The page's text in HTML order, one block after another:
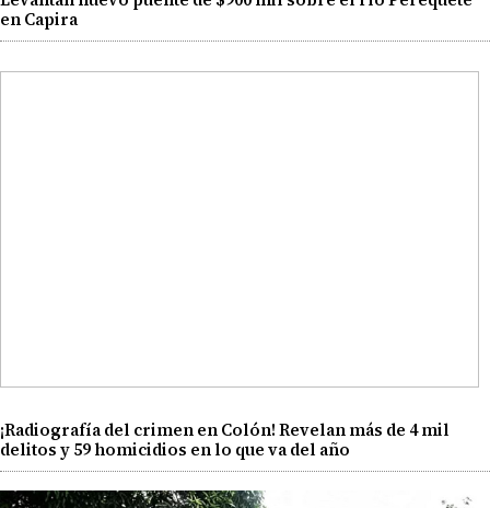
en Capira
¡Radiografía del crimen en Colón! Revelan más de 4 mil
delitos y 59 homicidios en lo que va del año